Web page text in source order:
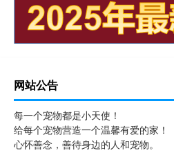
网站公告
每一个宠物都是小天使！
给每个宠物营造一个温馨有爱的家！
心怀善念，善待身边的人和宠物。